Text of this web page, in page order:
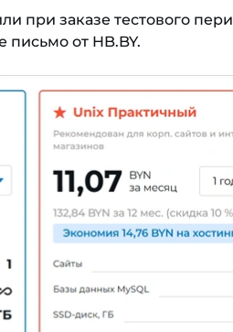
при заказе тестового
письмо от HB.BY.